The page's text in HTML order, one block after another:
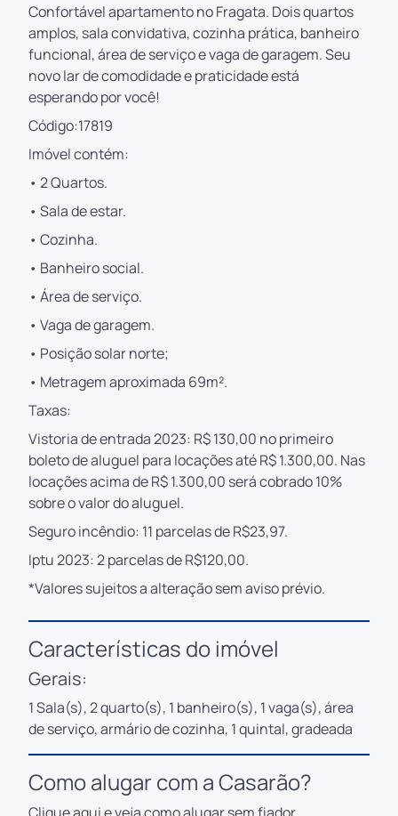
Confortável apartamento no Fragata. Dois quartos
amplos, sala convidativa, cozinha prática, banheiro
funcional, área de serviço e vaga de garagem. Seu
novo lar de comodidade e praticidade está
esperando por você!
Código:17819
Imóvel contém:
• 2 Quartos.
• Sala de estar.
• Cozinha.
• Banheiro social.
• Área de serviço.
• Vaga de garagem.
• Posição solar norte;
• Metragem aproximada 69m².
Taxas:
Vistoria de entrada 2023: R$ 130,00 no primeiro
boleto de aluguel para locações até R$ 1.300,00. Nas
locações acima de R$ 1.300,00 será cobrado 10%
sobre o valor do aluguel.
Seguro incêndio: 11 parcelas de R$23,97.
Iptu 2023: 2 parcelas de R$120,00.
*Valores sujeitos a alteração sem aviso prévio.
Características do imóvel
Gerais:
1 Sala(s), 2 quarto(s), 1 banheiro(s), 1 vaga(s), área
de serviço, armário de cozinha, 1 quintal, gradeada
Como alugar com a Casarão?
Cliqueaquie veja como alugar sem fiador.